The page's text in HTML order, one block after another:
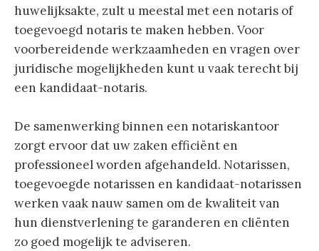
huwelijksakte, zult u meestal met een notaris of
toegevoegd notaris te maken hebben. Voor
voorbereidende werkzaamheden en vragen over
juridische mogelijkheden kunt u vaak terecht bij
een kandidaat-notaris.
De samenwerking binnen een notariskantoor
zorgt ervoor dat uw zaken efficiënt en
professioneel worden afgehandeld. Notarissen,
toegevoegde notarissen en kandidaat-notarissen
werken vaak nauw samen om de kwaliteit van
hun dienstverlening te garanderen en cliënten
zo goed mogelijk te adviseren.